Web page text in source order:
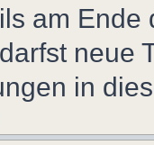
am Ende
neue
in